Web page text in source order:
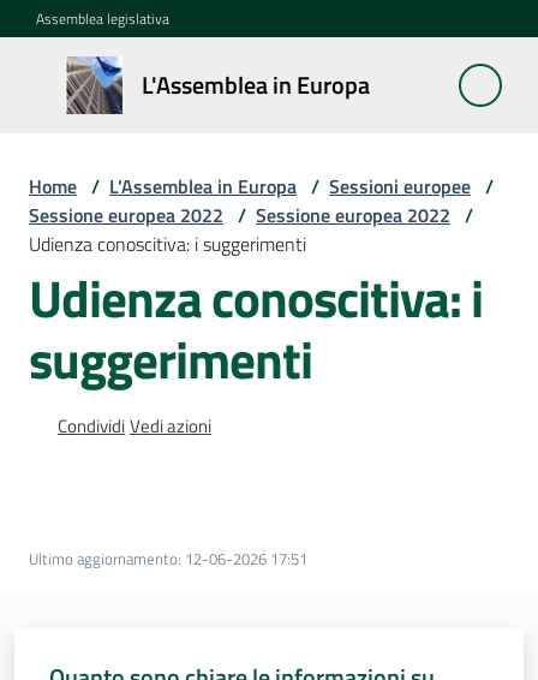
Vai al contenuto
Vai alla navigazione
Vai al footer
Assemblea legislativa
L'Assemblea in Europa
L'Assemblea
in Europa
Cos'è
la
europea
La
europea
europee
Home / L'Assemblea in Europa / Sessioni europee /
Sessione europea 2022 / Sessione europea 2022 /
Udienza conoscitiva: i suggerimenti
Udienza conoscitiva: i
suggerimenti
CondividiVedi azioni
Ultimo aggiornamento: 12-06-2026 17:51